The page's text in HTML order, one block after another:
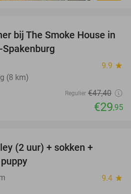
37%
bij The Smoke House in
9.9 star
(8 km)
Regulier €47,40
€29,95
(2 uur) + sokken +
9.4 star